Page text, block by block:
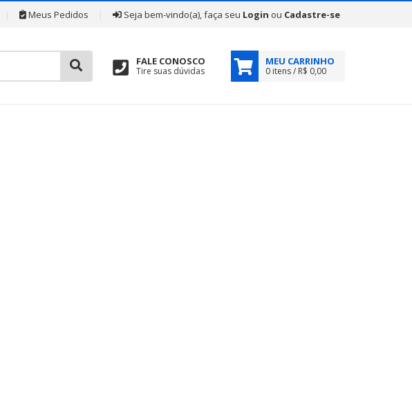
Meus Pedidos Seja bem-vindo(a), faça seu Login ou Cadastre-se
FALE CONOSCO
Tire suas dúvidas
MEU CARRINHO
0 itens / R$ 0,00